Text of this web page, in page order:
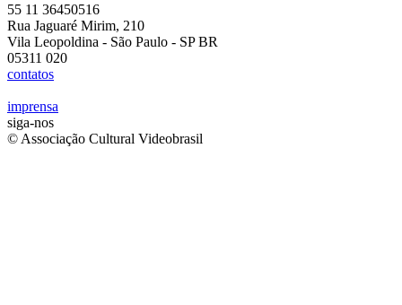
55 11 36450516
Rua Jaguaré Mirim, 210
Vila Leopoldina - São Paulo - SP BR
05311 020
contatos
imprensa
siga-nos
© Associação Cultural Videobrasil